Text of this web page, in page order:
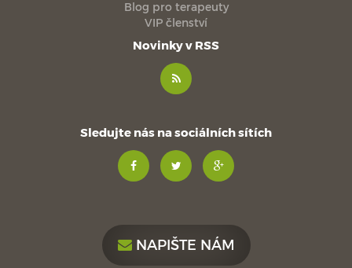
Blog pro terapeuty
VIP členství
Novinky v RSS
Sledujte nás na sociálních sítích
NAPIŠTE NÁM